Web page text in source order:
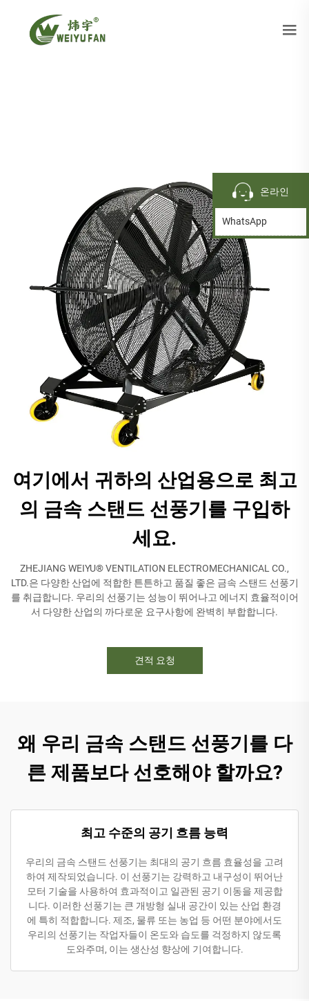
여기에서 귀하의 산업용으로 최고
의 금속 스탠드 선풍기를 구입하
세요.
ZHEJIANG WEIYU® VENTILATION ELECTROMECHANICAL CO.,
LTD.은 다양한 산업에 적합한 튼튼하고 품질 좋은 금속 스탠드 선풍기
를 취급합니다. 우리의 선풍기는 성능이 뛰어나고 에너지 효율적이어
서 다양한 산업의 까다로운 요구사항에 완벽히 부합합니다.
견적 요청
왜 우리 금속 스탠드 선풍기를 다
른 제품보다 선호해야 할까요?
최고 수준의 공기 흐름 능력
우리의 금속 스탠드 선풍기는 최대의 공기 흐름 효율성을 고려
하여 제작되었습니다. 이 선풍기는 강력하고 내구성이 뛰어난
모터 기술을 사용하여 효과적이고 일관된 공기 이동을 제공합
니다. 이러한 선풍기는 큰 개방형 실내 공간이 있는 산업 환경
에 특히 적합합니다. 제조, 물류 또는 농업 등 어떤 분야에서도
우리의 선풍기는 작업자들이 온도와 습도를 걱정하지 않도록
도와주며, 이는 생산성 향상에 기여합니다.
온라인
WhatsApp